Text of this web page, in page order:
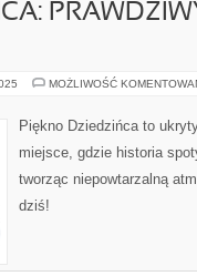
MOŻLIWOŚĆ
Piękno Dziedzińca to
miejsce, gdzie historia
tworząc niepowtarzalną
dziś!